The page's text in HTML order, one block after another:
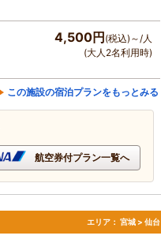
4,500円 (税込)～/人
(大人2名利用時)
この施設の宿泊プランをもっとみる
航空券付プラン一覧へ
エリア： 宮城 > 仙台